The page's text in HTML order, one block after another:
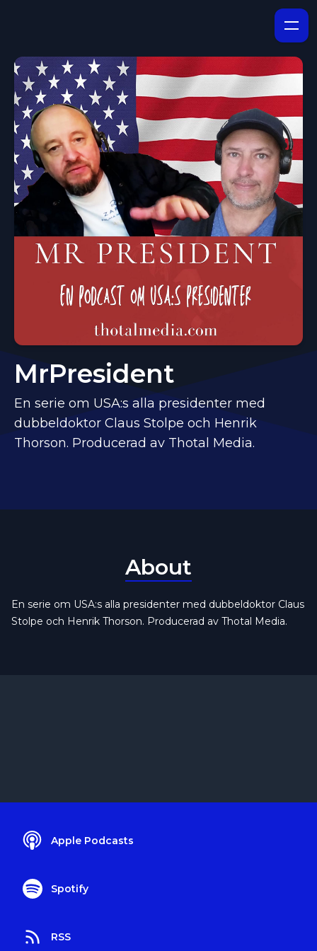
MrPresident
En serie om USA:s alla presidenter med
dubbeldoktor Claus Stolpe och Henrik
Thorson. Producerad av Thotal Media.
About
En serie om USA:s alla presidenter med dubbeldoktor Claus
Stolpe och Henrik Thorson. Producerad av Thotal Media.
Apple Podcasts
Spotify
RSS